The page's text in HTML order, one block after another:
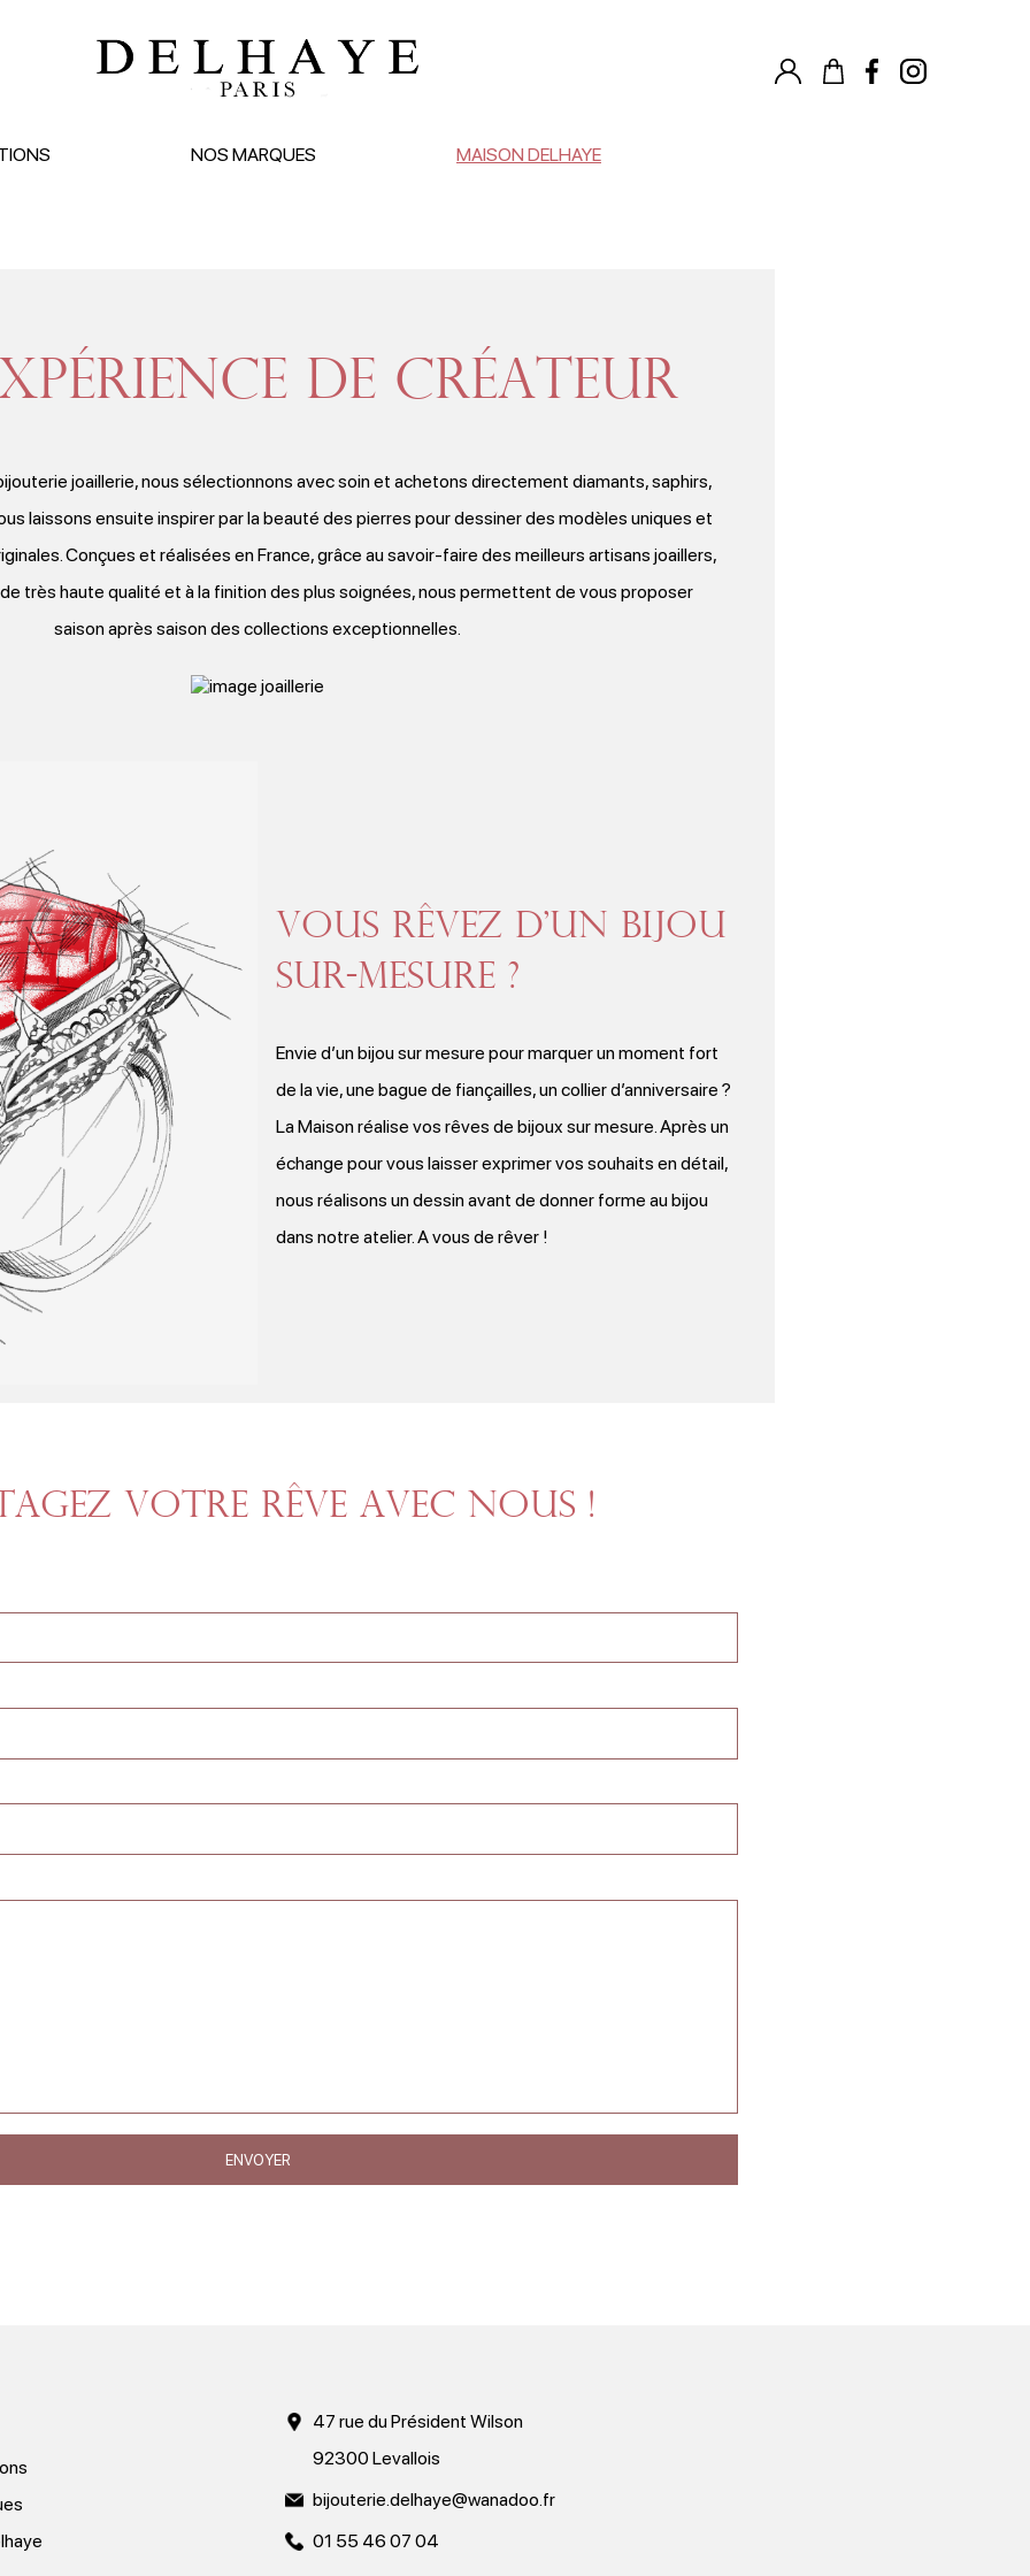
NOS MARQUES MAISON DELHAYE
de créateur
joaillerie, nous sélectionnons avec soin et achetons directement diamants, saphirs,
laissons ensuite inspirer par la beauté des pierres pour dessiner des modèles uniques et
Conçues et réalisées en France, grâce au savoir-faire des meilleurs artisans joaillers,
très haute qualité et à la finition des plus soignées, nous permettent de vous proposer
saison après saison des collections exceptionnelles.
Vous rêvez d’un bijou
sur-mesure ?
Envie d’un bijou sur mesure pour marquer un moment fort
de la vie, une bague de fiançailles, un collier d’anniversaire ?
La Maison réalise vos rêves de bijoux sur mesure. Après un
échange pour vous laisser exprimer vos souhaits en détail,
nous réalisons un dessin avant de donner forme au bijou
dans notre atelier. A vous de rêver !
votre rêve avec nous !
47 rue du Président Wilson
92300 Levallois
bijouterie.delhaye@wanadoo.fr
01 55 46 07 04